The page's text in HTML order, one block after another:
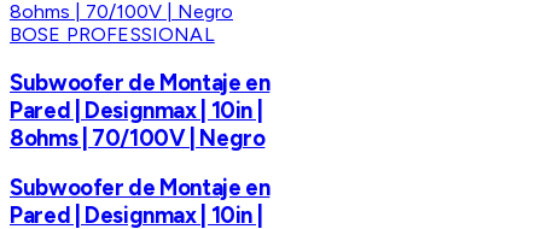
BOSE PROFESSIONAL
Subwoofer de Montaje en
Pared | Designmax | 10in |
8ohms | 70/100V | Negro
Subwoofer de Montaje en
Pared | Designmax | 10in |